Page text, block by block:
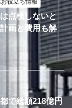
点検しないと
画と費用も解
で総額218億円